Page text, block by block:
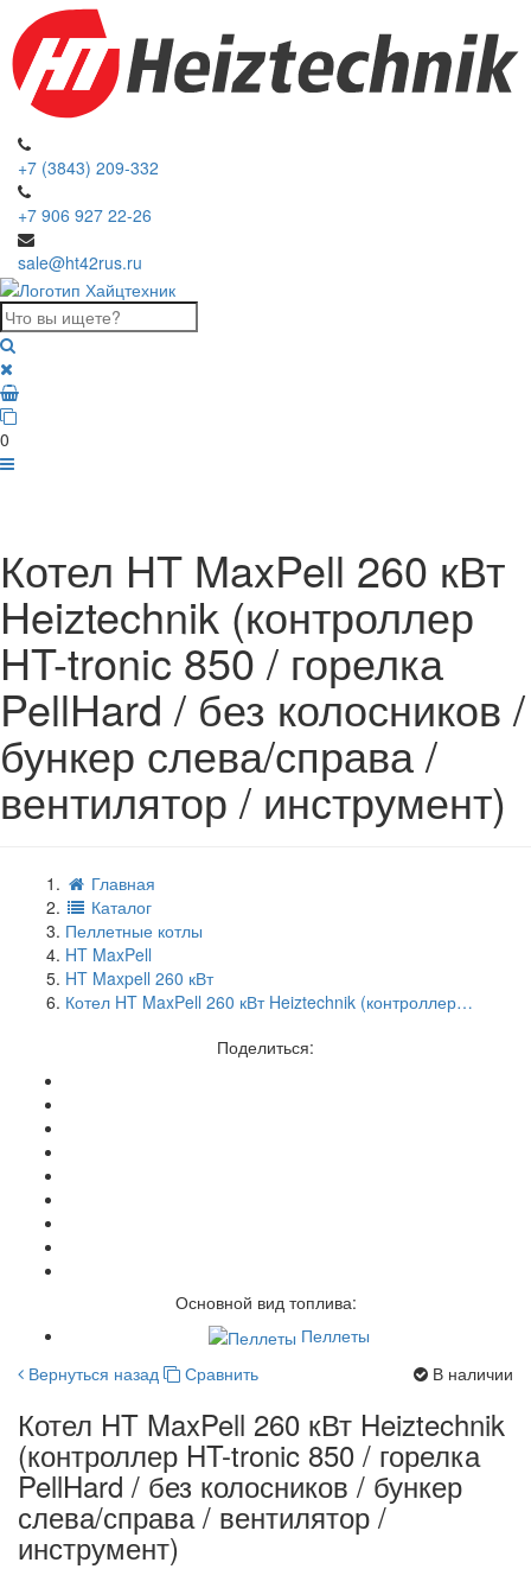
+7 (3843) 209-332
+7 906 927 22-26
sale@ht42rus.ru
0
Котел HT MaxPell 260 кВт
Heiztechnik (контроллер
HT-tronic 850 / горелка
PellHard / без колосников /
бункер слева/справа /
вентилятор / инструмент)
Главная
Каталог
Пеллетные котлы
HT MaxPell
HT Maxpell 260 кВт
Котел HT MaxPell 260 кВт Heiztechnik (контроллер…
Поделиться:
Основной вид топлива:
Пеллеты
Вернуться назад
Сравнить В наличии
Котел HT MaxPell 260 кВт Heiztechnik
(контроллер HT-tronic 850 / горелка
PellHard / без колосников / бункер
слева/справа / вентилятор /
инструмент)